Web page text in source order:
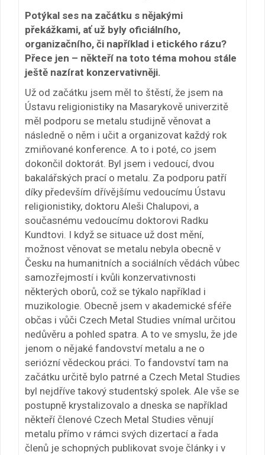
Potýkal ses na začátku s nějakými
překážkami, ať už byly oficiálního,
organizačního, či například i etického rázu?
Přece jen – někteří na toto téma mohou stále
ještě nazírat konzervativněji.
Už od začátku jsem měl to štěstí, že jsem na
Ústavu religionistiky na Masarykově univerzitě
měl podporu se metalu studijně věnovat a
následně o něm i učit a organizovat každý rok
zmiňované konference. A to i poté, co jsem
dokončil doktorát. Byl jsem i vedoucí, dvou
bakalářských prací o metalu. Za podporu patří
díky především dřívějšímu vedoucímu Ústavu
religionistiky, doktoru Aleši Chalupovi, a
současnému vedoucímu doktorovi Radku
Kundtovi. I když se situace už dost mění,
možnost věnovat se metalu nebyla obecně v
Česku na humanitních a sociálních vědách vůbec
samozřejmostí i kvůli konzervativnosti
některých oborů, což se týkalo například i
muzikologie. Obecně jsem v akademické sféře
občas i vůči Czech Metal Studies vnímal určitou
nedůvěru a pohled spatra. A to ve smyslu, že jde
jenom o nějaké fandovství metalu a ne o
seriózní vědeckou práci. To fandovství tam na
začátku určitě bylo patrné a Czech Metal Studies
byl nejdříve takový studentský spolek. Ale vše se
postupně krystalizovalo a dneska se například
někteří členové Czech Metal Studies věnují
metalu přímo v rámci svých dizertací a řada
členů je schopných publikovat svoje články i v